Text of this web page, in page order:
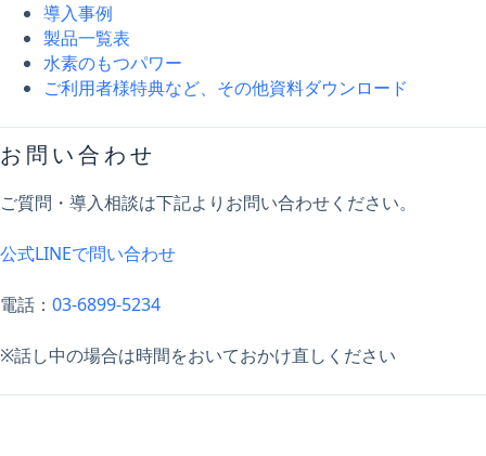
導入事例
製品一覧表
水素のもつパワー
ご利用者様特典など、その他資料ダウンロード
お問い合わせ
ご質問・導入相談は下記よりお問い合わせください。
公式LINEで問い合わせ
電話： 03-6899-5234
※話し中の場合は時間をおいておかけ直しください